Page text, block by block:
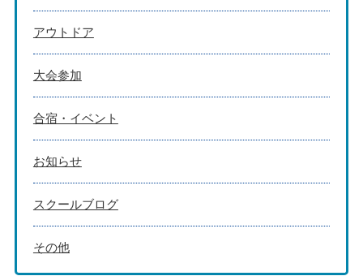
アウトドア
大会参加
合宿・イベント
お知らせ
スクールブログ
その他